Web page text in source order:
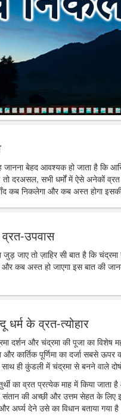
बेहद आवश्यक हो जाता है कि
तो दरअसल, सभी धर्मों में ऐसे अनेकों
कब निकलेगा और कब अस्त होगा
उपवास
जुड़ जाए तो ज़ाहिर सी बात है कि
कब अस्त हो जाएगा इस बात की
धर्म के व्रत-त्योहार
दर्शन और चंद्रमा की पूजा का विशेष
और कार्तिक पूर्णिमा का दर्जा सबसे
ही कुंडली में चंद्रमा से बनने वाले
का व्रत प्रत्येक माह में किया जाता
संतान की अच्छी और उत्तम सेहत के लिए
अर्घ्य देने उसे का विधान बताया गया